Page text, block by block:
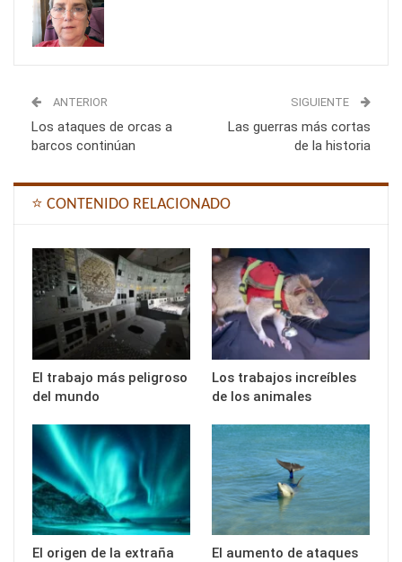
ANTERIOR
Los ataques de orcas a
barcos continúan
SIGUIENTE
Las guerras más cortas
de la historia
⭐ CONTENIDO RELACIONADO
El trabajo más peligroso
del mundo
Los trabajos increíbles
de los animales
El origen de la extraña
El aumento de ataques